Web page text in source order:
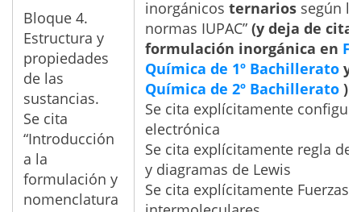
Bloque 4.
Estructura y
propiedades
de las
sustancias.
Se cita
“Introducción
a la
formulación y
nomenclatura
inorgánicos ternarios según
normas IUPAC” (y deja de
formulación inorgánica en
Química de 1º Bachillerato y
Química de 2º Bachillerato )
Se cita explícitamente
electrónica
Se cita explícitamente regla
y diagramas de Lewis
Se cita explícitamente Fuerzas